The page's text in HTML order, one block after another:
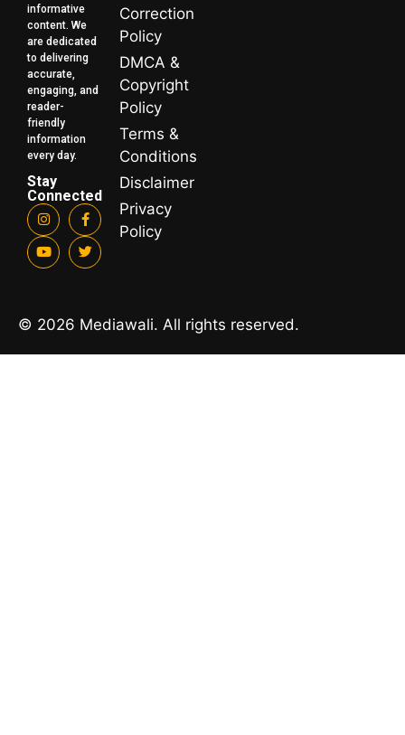
informative
content. We
are dedicated
to delivering
accurate,
engaging, and
reader-
friendly
information
every day.
Stay
Connected
Correction
Policy
DMCA &
Copyright
Policy
Terms &
Conditions
Disclaimer
Privacy
Policy
© 2026 Mediawali. All rights reserved.